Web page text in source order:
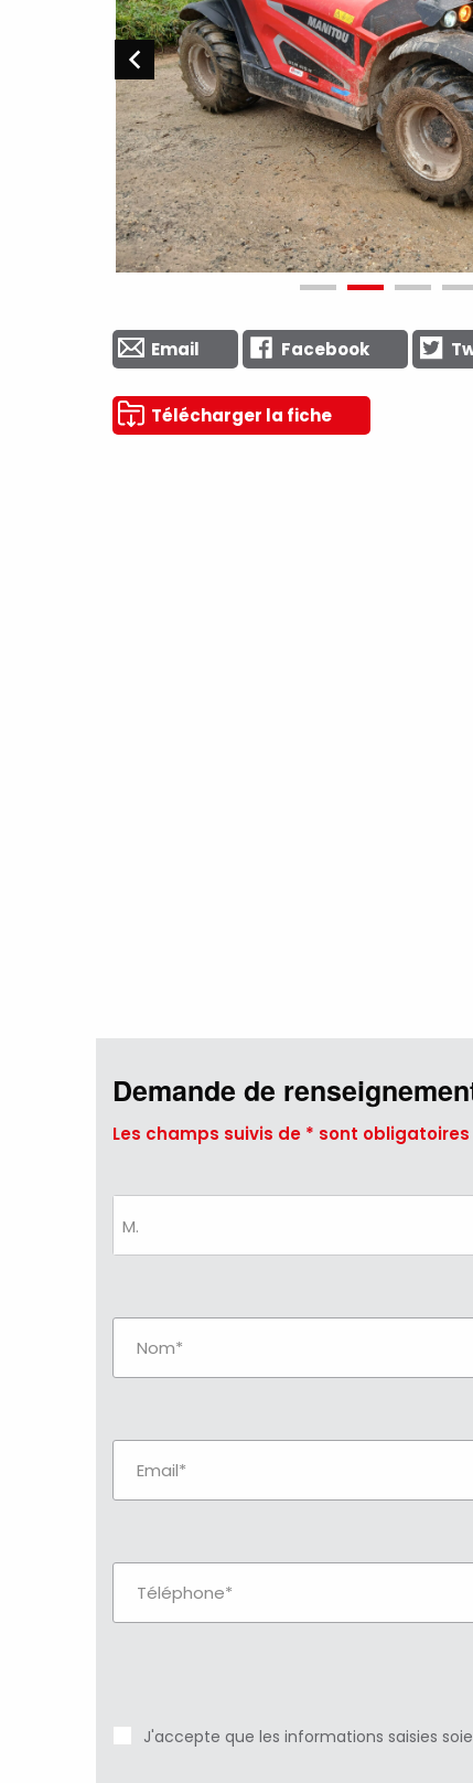
Email Facebook
Télécharger la fiche
Demande de
Les champs suivis de * sont obligatoires
M.
J'accepte que les informations saisies